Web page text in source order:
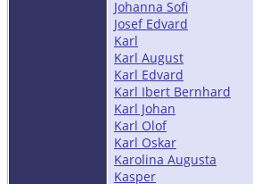
Johanna Sofi
Josef Edvard
Karl
Karl August
Karl Edvard
Karl Ibert Bernhard
Karl Johan
Karl Olof
Karl Oskar
Karolina Augusta
Kasper